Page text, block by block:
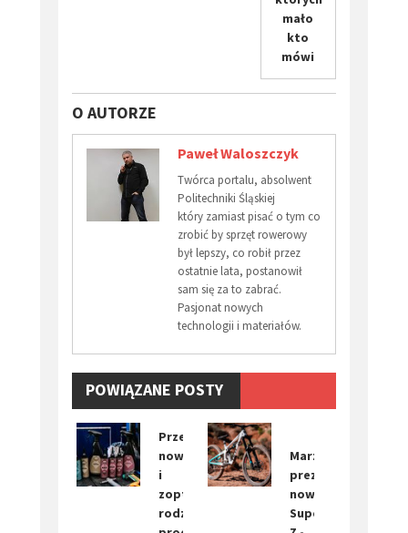
mało
kto
mówi
O AUTORZE
Paweł Waloszczyk
Twórca portalu, absolwent
Politechniki Śląskiej
który zamiast pisać o tym co
zrobić by sprzęt rowerowy
był lepszy, co robił przez
ostatnie lata, postanowił
sam się za to zabrać.
Pasjonat nowych
technologii i materiałów.
POWIĄZANE POSTY
Przedstawiamy
nową
i
zoptymalizowaną
rodzinę
Marzocchi
prezentuje
nowy
Super